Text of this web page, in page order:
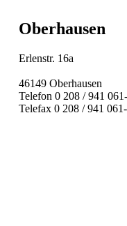
Oberhausen
Erlenstr. 16a
46149 Oberhausen
Telefon 0 208 / 941
Telefax 0 208 / 941